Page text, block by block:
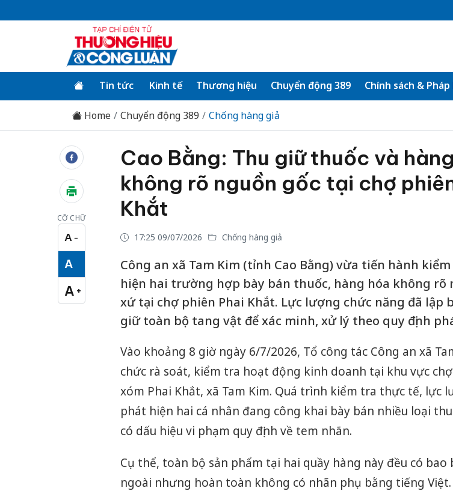
Tin tức Kinh tế Thương hiệu Chuyển động 389 Chính sách &
Home Chuyển động 389 Chống hàng giả
CỠ CHỮ
A −
Cỡ chữ nhỏ
A
Cỡ chữ vừa
A +
Cỡ chữ lớn
Cao Bằng: Thu giữ thuốc và
không rõ nguồn gốc tại chợ
Khắt
17:25 09/07/2026 Chống hàng giả
Công an xã Tam Kim (tỉnh Cao Bằng) vừa tiến hành
hiện hai trường hợp bày bán thuốc, hàng hóa không rõ
xứ tại chợ phiên Phai Khắt. Lực lượng chức năng đã lập
giữ toàn bộ tang vật để xác minh, xử lý theo quy định
Vào khoảng 8 giờ ngày 6/7/2026, Tổ công tác Công an xã
chức rà soát, kiểm tra hoạt động kinh doanh tại khu vực
xóm Phai Khắt, xã Tam Kim. Quá trình kiểm tra thực tế, lực
phát hiện hai cá nhân đang công khai bày bán nhiều loại
có dấu hiệu vi phạm quy định về tem nhãn.
Cụ thể, toàn bộ sản phẩm tại hai quầy hàng này đều có bao
ngoài nhưng hoàn toàn không có nhãn phụ bằng tiếng